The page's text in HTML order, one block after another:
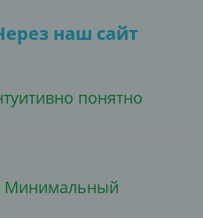
наш сайт
понятно
Минимальный